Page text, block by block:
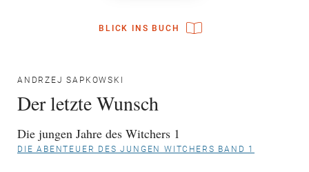
BLICK INS BUCH
ANDRZEJ SAPKOWSKI
Der letzte Wunsch
Die jungen Jahre des Witchers 1
DIE ABENTEUER DES JUNGEN WITCHERS BAND 1